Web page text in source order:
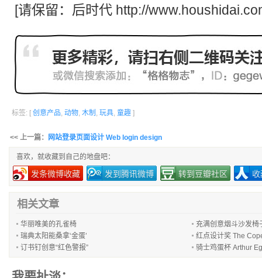
[请保留： 后时代 http://
标签: [ 创意产品, 动物, 木制 , 玩具, 童趣 ]
<< 上一篇： 网站登录页面设计 Web login design
喜欢，就收藏到自己的地盘吧：
发条微博收藏 发到腾讯微博 转到豆瓣社区
相关文章
华丽唯美的孔雀椅
充满创意烟斗沙发椅
瑞典太阳能桑拿‘金蛋’
红点设计奖 The
订书钉创意“红色警报”
骑士鸡蛋杯 Arthur